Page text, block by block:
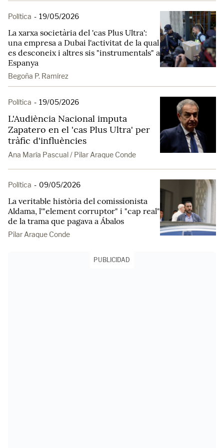
Política - 19/05/2026
La xarxa societària del 'cas Plus Ultra':
una empresa a Dubai l'activitat de la qual
es desconeix i altres sis "instrumentals" a
Espanya
Begoña P. Ramírez
Política - 19/05/2026
L'Audiència Nacional imputa
Zapatero en el 'cas Plus Ultra' per
tràfic d'influències
Ana María Pascual / Pilar Araque Conde
Política - 09/05/2026
La veritable història del comissionista
Aldama, l'"element corruptor" i "cap real"
de la trama que pagava a Ábalos
Pilar Araque Conde
PUBLICIDAD